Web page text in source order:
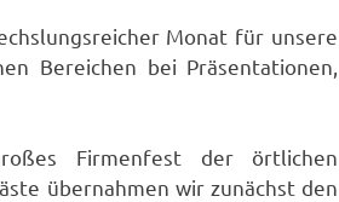
Monat für unsere
Bereichen bei Präsentationen,
Firmenfest der örtlichen
übernahmen wir zunächst den